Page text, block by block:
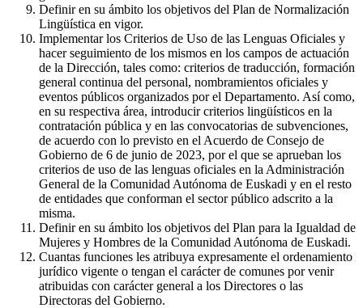
Definir en su ámbito los objetivos del Plan de Normalización
Lingüística en vigor.
Implementar los Criterios de Uso de las Lenguas Oficiales y
hacer seguimiento de los mismos en los campos de actuación
de la Dirección, tales como: criterios de traducción, formación
general continua del personal, nombramientos oficiales y
eventos públicos organizados por el Departamento. Así como,
en su respectiva área, introducir criterios lingüísticos en la
contratación pública y en las convocatorias de subvenciones,
de acuerdo con lo previsto en el Acuerdo de Consejo de
Gobierno de 6 de junio de 2023, por el que se aprueban los
criterios de uso de las lenguas oficiales en la Administración
General de la Comunidad Autónoma de Euskadi y en el resto
de entidades que conforman el sector público adscrito a la
misma.
Definir en su ámbito los objetivos del Plan para la Igualdad de
Mujeres y Hombres de la Comunidad Autónoma de Euskadi.
Cuantas funciones les atribuya expresamente el ordenamiento
jurídico vigente o tengan el carácter de comunes por venir
atribuidas con carácter general a los Directores o las
Directoras del Gobierno.